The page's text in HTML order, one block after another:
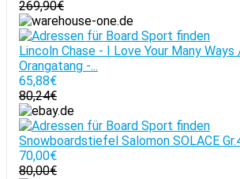
269,90€
Lincoln Chase - I Love Your Many Ways
Orangatang -...
65,88€
80,24€
Snowboardstiefel Salomon SOLACE
70,00€
80,00€